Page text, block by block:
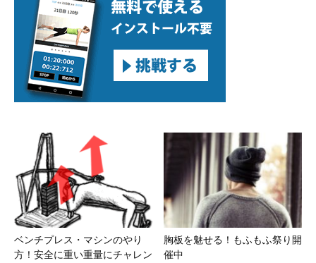
ベンチプレス・マシンのやり
方！安全に重い重量にチャレン
胸板を魅せる！もふもふ祭り開
催中